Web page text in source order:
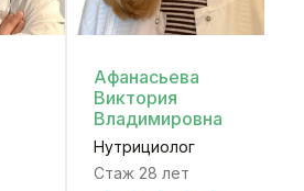
Афанасьева
Виктория
Владимировна
Нутрициолог
Стаж 28 лет